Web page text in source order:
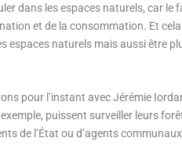
dans les espaces naturels, car
et de la consommation. Et
espaces naturels mais aussi être
pour l’instant avec Jérémie
puissent surveiller leurs
de l’État ou d’agents